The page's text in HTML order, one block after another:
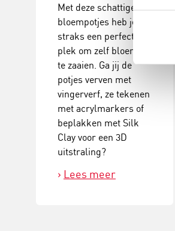
Met deze schattige
bloempotjes heb je
straks een perfecte
plek om zelf bloemen
te zaaien. Ga jij de
potjes verven met
vingerverf, ze tekenen
met acrylmarkers of
beplakken met Silk
Clay voor een 3D
uitstraling?
Lees meer